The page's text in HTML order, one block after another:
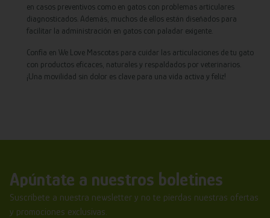
en casos preventivos como en gatos con problemas articulares
diagnosticados. Además, muchos de ellos están diseñados para
facilitar la administración en gatos con paladar exigente.
Confía en We Love Mascotas para cuidar las articulaciones de tu gato
con productos eficaces, naturales y respaldados por veterinarios.
¡Una movilidad sin dolor es clave para una vida activa y feliz!
Apúntate a nuestros boletines
Suscríbete a nuestra newsletter y no te pierdas nuestras ofertas
y promociones exclusivas.